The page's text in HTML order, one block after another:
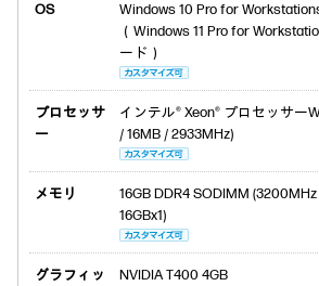
OS
Windows 10 Pro for
（Windows 11 Pro for
ード）
プロセッサ
ー
インテル® Xeon® プロセッサー
/ 16MB / 2933MHz)
メモリ
16GB DDR4 SODIMM
16GBx1)
グラフィッ
NVIDIA T400 4GB